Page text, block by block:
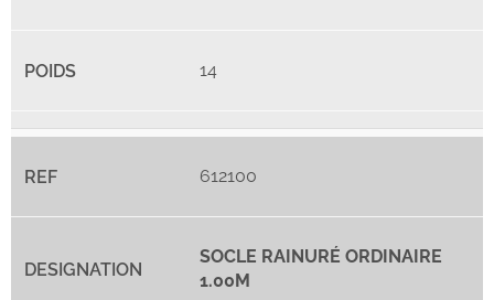
14
612100
SOCLE RAINURÉ ORDINAIRE
1.00M